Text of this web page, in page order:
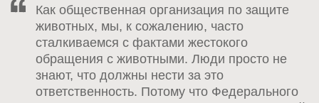
Как общественная организация по защите
животных, мы, к сожалению, часто
сталкиваемся с фактами жестокого
обращения с животными. Люди просто не
знают, что должны нести за это
ответственность. Потому что Федерального